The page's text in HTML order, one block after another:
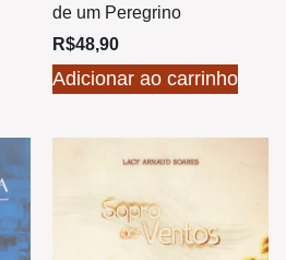
de um Peregrino
R$48,90
Adicionar ao carrinho